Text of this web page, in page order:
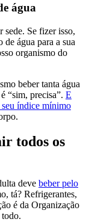
água
sede. Se fizer isso,
água para a sua
organismo do
beber tanta água
“sim, precisa”. E
seu índice mínimo
todos os
deve beber pelo
tá? Refrigerantes,
é da Organização